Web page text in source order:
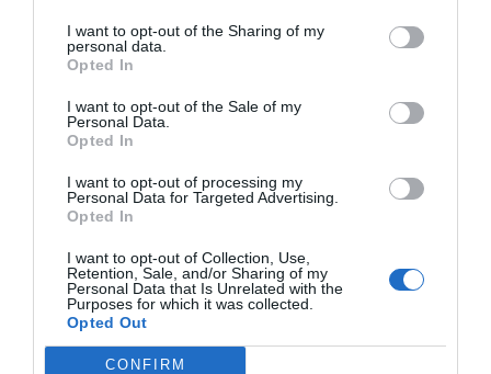
I want to opt-out of the Sharing of my
personal data.
Opted In
I want to opt-out of the Sale of my
Personal Data.
Opted In
I want to opt-out of processing my
Personal Data for Targeted Advertising.
Opted In
I want to opt-out of Collection, Use,
Retention, Sale, and/or Sharing of my
Personal Data that Is Unrelated with the
Purposes for which it was collected.
Opted Out
CONFIRM
Nokia, Ericsson... Huawei: lo que importan
son las patentes
Eulogio López
Isabel Pantoja pierde dos pleitos
con Hacienda por 700.000
euros... suma y sigue
Eulogio López
El IBEX 35 cerró la sesión del
miércoles en los 20.057 puntos,
un nuevo récord
Eulogio López